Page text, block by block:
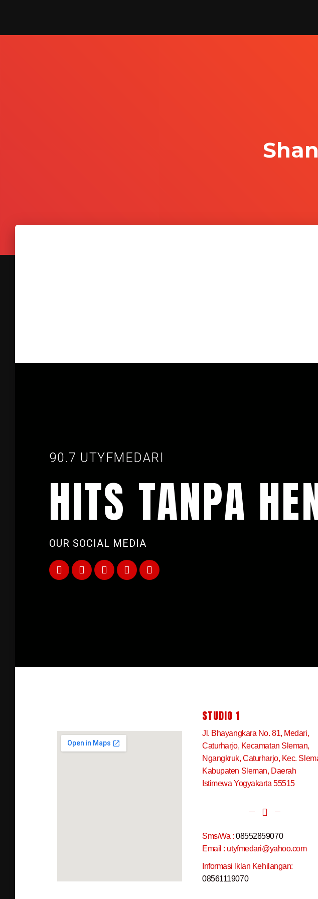
90.7 UTYFMEDARI
HITS TANPA
OUR SOCIAL MEDIA
STUDIO 1
Jl. Bhayangkara No. 81, Medari,
Caturharjo, Kecamatan Sleman,
Ngangkruk, Caturharjo, Kec.
Kabupaten Sleman, Daerah
Istimewa Yogyakarta 55515
Sms/Wa :08552859070
Email : utyfmedari@yahoo.com
Informasi Iklan Kehilangan:
08561119070